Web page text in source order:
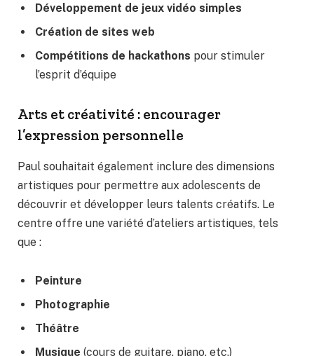
Développement de jeux vidéo simples
Création de sites web
Compétitions de hackathons pour stimuler
l’esprit d’équipe
Arts et créativité : encourager
l’expression personnelle
Paul souhaitait également inclure des dimensions
artistiques pour permettre aux adolescents de
découvrir et développer leurs talents créatifs. Le
centre offre une variété d’ateliers artistiques, tels
que :
Peinture
Photographie
Théâtre
Musique (cours de guitare, piano, etc.)